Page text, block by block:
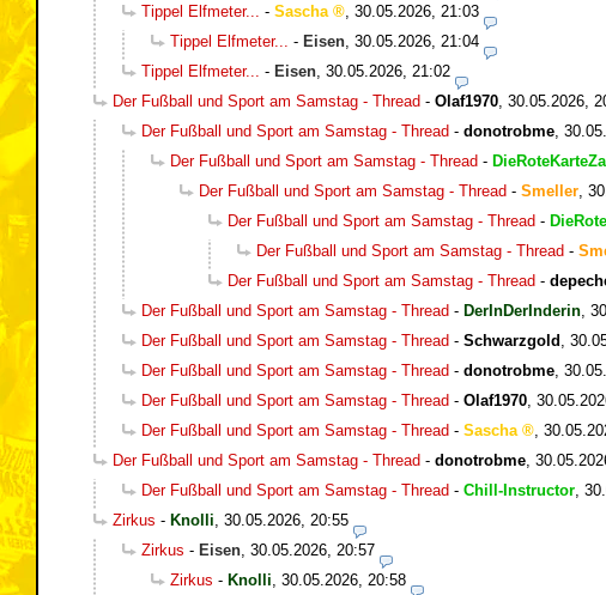
Tippel Elfmeter...
- Sascha
30.05.2026, 21:03
Tippel Elfmeter...
- Eisen 30.05.2026, 21:04
Tippel Elfmeter...
- Eisen 30.05.2026, 21:02
Der Fußball und Sport am Samstag - Thread - Olaf1970 30.05.2026,
Der Fußball und Sport am Samstag - Thread - donotrobme
Der Fußball und Sport am Samstag - Thread -
Der Fußball und Sport am Samstag - Thread - Smeller
Der Fußball und Sport am Samstag - Thread -
Der Fußball und Sport am Samstag - Thread -
Der Fußball und Sport am Samstag - Thread -
Der Fußball und Sport am Samstag - Thread - DerInDerInderin
Der Fußball und Sport am Samstag - Thread - Schwarzgold
Der Fußball und Sport am Samstag - Thread - donotrobme
Der Fußball und Sport am Samstag - Thread - Olaf1970
Der Fußball und Sport am Samstag - Thread - Sascha
Der Fußball und Sport am Samstag - Thread - donotrobme
Der Fußball und Sport am Samstag - Thread - Chill-Instructor
Zirkus - Knolli 30.05.2026, 20:55
Zirkus - Eisen 30.05.2026, 20:57
Zirkus - Knolli 30.05.2026, 20:58